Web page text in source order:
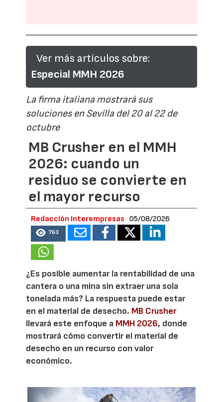
Ver más artículos sobre:
Especial MMH 2026
La firma italiana mostrará sus
soluciones en Sevilla del 20 al 22 de
octubre
MB Crusher en el MMH
2026: cuando un
residuo se convierte en
el mayor recurso
Redacción Interempresas 05/08/2026
763
¿Es posible aumentar la rentabilidad de una
cantera o una mina sin extraer una sola
tonelada más? La respuesta puede estar
en el material de desecho. MB Crusher
llevará este enfoque a MMH 2026, donde
mostrará cómo convertir el material de
desecho en un recurso con valor
económico.